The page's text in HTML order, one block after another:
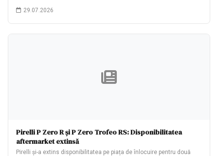
29.07.2026
Pirelli P Zero R și P Zero Trofeo RS: Disponibilitatea
aftermarket extinsă
Pirelli și-a extins disponibilitatea pe piața de înlocuire pentru două